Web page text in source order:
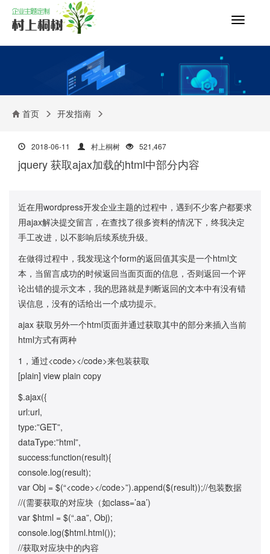
切
导
首页 开发指南
2018-06-11 村上桐树 521,467
jquery 获取ajax加载的html中部分内容
近在用wordpress开发企业主题的过程中，遇到不少客户都要求
用ajax解决提交留言，在查找了很多资料的情况下，终我决定
手工改进，以不影响后续系统升级。
在做得过程中，我发现这个form的返回值其实是一个html文
本，当留言成功的时候返回当面页面的信息，否则返回一个评
论出错的提示文本，我的思路就是判断返回的文本中有没有错
误信息，没有的话给出一个成功提示。
ajax 获取另外一个html页面并通过获取其中的部分来插入当前
html方式有两种
1，通过<code></code>来包装获取
[plain] view plain copy
$.ajax({
url:url,
type:”GET”,
dataType:”html”,
success:function(result){
console.log(result);
var Obj = $(“<code></code>”).append($(result));//包装数据
//(需要获取的对应块（如class=’aa’)
var $html = $(“.aa”, Obj);
console.log($html.html());
//获取对应块中的内容